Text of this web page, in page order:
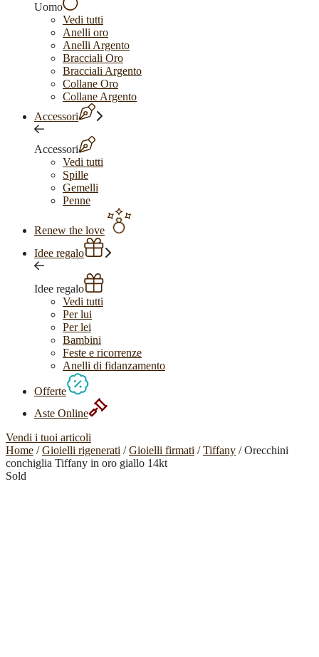
Uomo
Vedi tutti
Anelli oro
Anelli Argento
Bracciali Oro
Bracciali Argento
Collane Oro
Collane Argento
Accessori
Accessori
Vedi tutti
Spille
Gemelli
Penne
Renew the love
Idee regalo
Idee regalo
Vedi tutti
Per lui
Per lei
Bambini
Feste e ricorrenze
Anelli di fidanzamento
Offerte
Aste Online
Vendi i tuoi articoli
Home /Gioielli rigenerati /Gioielli firmati /Tiffany / Orecchini
conchiglia Tiffany in oro giallo 14kt
Sold